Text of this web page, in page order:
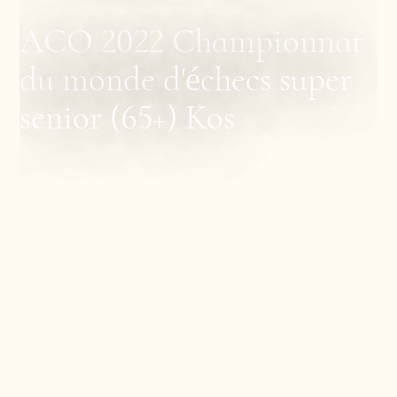
ACO 2022 Championnat
du monde d'échecs super
senior (65+) Kos